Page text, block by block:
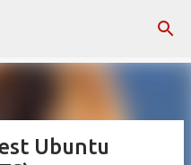
content
Ubuntu